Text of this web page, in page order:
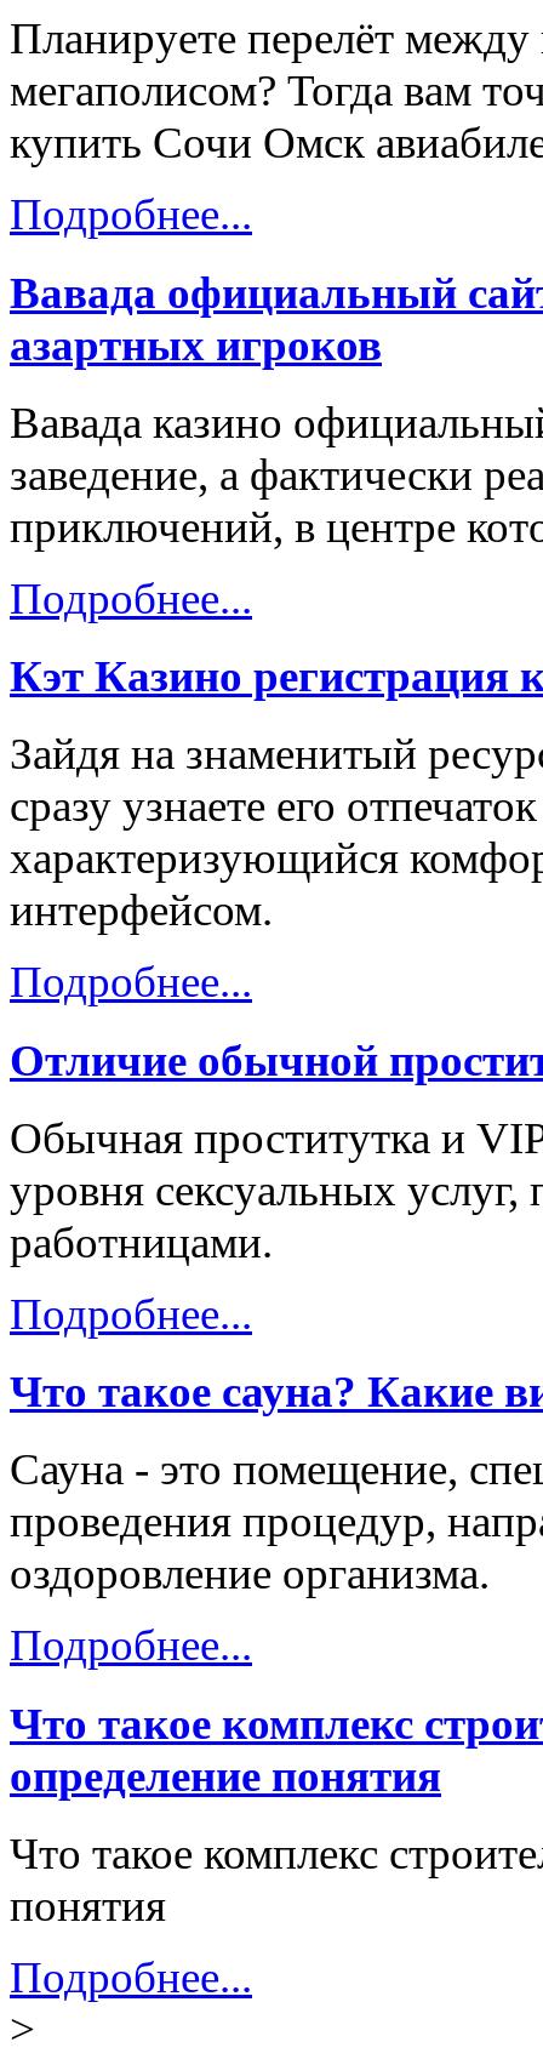
Планируете перелёт
мегаполисом? Тогда вам
купить Сочи Омск
Подробнее...
Вавада официальный
азартных игроков
Вавада казино
заведение, а фактически
приключений, в центре
Подробнее...
Кэт Казино регистрация
Зайдя на знаменитый
сразу узнаете его
характеризующийся
интерфейсом.
Подробнее...
Отличие обычной
Обычная проститутка и
уровня сексуальных услуг,
работницами.
Подробнее...
Что такое сауна? Какие
Сауна - это помещение,
проведения процедур,
оздоровление организма.
Подробнее...
Что такое комплекс
определение понятия
Что такое комплекс
понятия
Подробнее...
>